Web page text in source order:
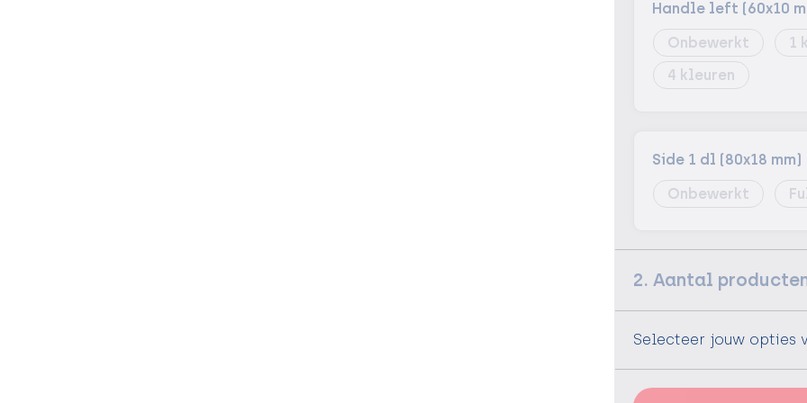
Handle left (60x10
Onbewerkt
1
4
Side 1 dl (80x18 mm)
Onbewerkt
2. Aantal
Selecteer jouw opties